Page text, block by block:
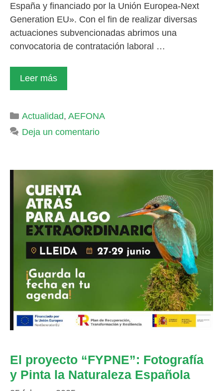
España y financiado por la Unión Europea-Next
Generation EU». Con el fin de realizar diversas
actuaciones subvencionadas abrimos una
convocatoria de contratación laboral …
Leer más
Categorías
Actualidad, AEFONA
Deja un comentario
El proyecto “FYPNE”: Fotografía
y Pinta la Naturaleza Española